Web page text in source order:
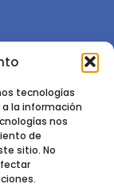
tecnologías
la información
nos
de
sitio. No
laSociedad
CSIC
Madrid